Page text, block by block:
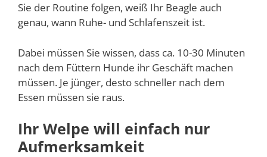
Sie der Routine folgen, weiß Ihr Beagle auch
genau, wann Ruhe- und Schlafenszeit ist.
Dabei müssen Sie wissen, dass ca. 10-30 Minuten
nach dem Füttern Hunde ihr Geschäft machen
müssen. Je jünger, desto schneller nach dem
Essen müssen sie raus.
Ihr Welpe will einfach nur
Aufmerksamkeit